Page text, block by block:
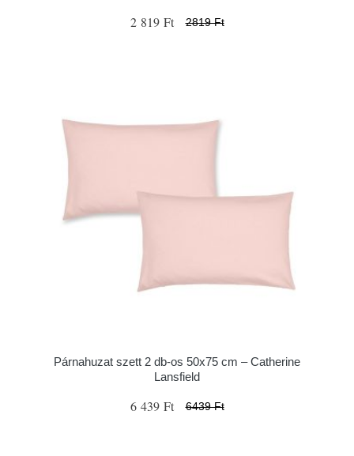
2 819 Ft 2819 Ft
Párnahuzat szett 2 db-os 50x75 cm – Catherine
Lansfield
6 439 Ft 6439 Ft